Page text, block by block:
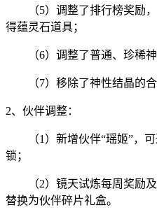
（5）调整了排行榜奖励
得蕴灵石道具；
（6）调整了普通、珍稀
（7）移除了神性结晶的合
2、伙伴调整：
（1）新增伙伴“瑶姬”，
锁；
（2）镜天试炼每周奖励
替换为伙伴碎片礼盒。